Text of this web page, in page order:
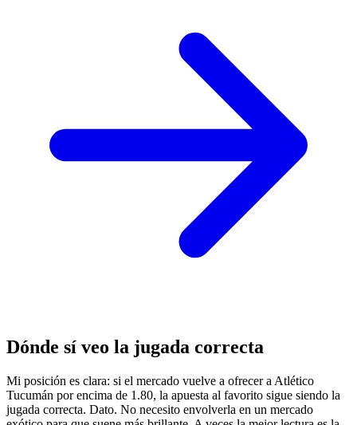
Dónde sí veo la jugada correcta
Mi posición es clara: si el mercado vuelve a ofrecer a Atlético
Tucumán por encima de 1.80, la apuesta al favorito sigue siendo la
jugada correcta. Dato. No necesito envolverla en un mercado